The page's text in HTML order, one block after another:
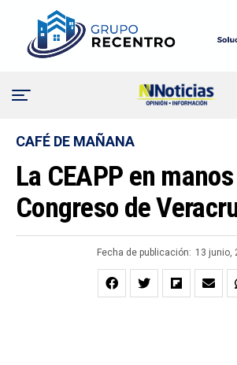
CAFÉ DE MAÑANA
La CEAPP en
Congreso de
Fecha de publicación: 13 junio,